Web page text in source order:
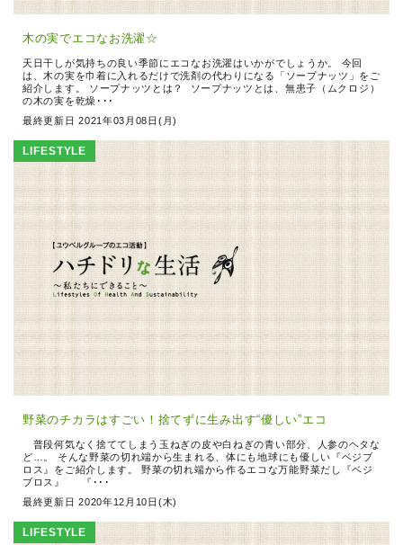
木の実でエコなお洗濯☆
天日干しが気持ちの良い季節にエコなお洗濯はいかがでしょうか。 今回
は、木の実を巾着に入れるだけで洗剤の代わりになる「ソープナッツ」をご
紹介します。 ソープナッツとは？ ソープナッツとは、無患子（ムクロジ）
の木の実を乾燥･･･
最終更新日 2021年03月08日(月)
野菜のチカラはすごい！捨てずに生み出す“優しい”エコ
普段何気なく捨ててしまう玉ねぎの皮や白ねぎの青い部分、人参のヘタな
ど…。 そんな野菜の切れ端から生まれる、体にも地球にも優しい『ベジブ
ロス』をご紹介します。 野菜の切れ端から作るエコな万能野菜だし『ベジ
ブロス』 『･･･
最終更新日 2020年12月10日(木)
LIFESTYLE
LIFESTYLE